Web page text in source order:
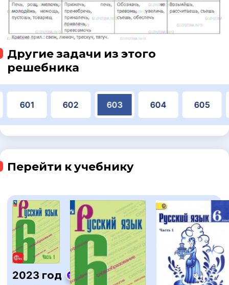
Другие задачи из этого
решебника
601 602 603 604 605
Перейти к учебнику
2023 год